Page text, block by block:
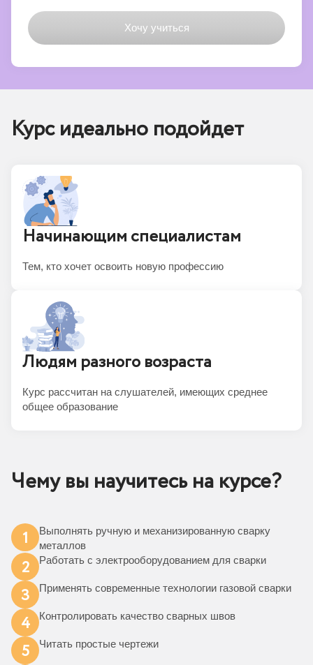
Курс идеально подойдет
Начинающим специалистам
Тем, кто хочет освоить новую профессию
Людям разного возраста
Курс рассчитан на слушателей, имеющих среднее
общее образование
Чему вы научитесь на курсе?
1
Выполнять ручную и механизированную сварку
металлов
2 Работать с электрооборудованием для сварки
3 Применять современные технологии газовой сварки
4 Контролировать качество сварных швов
5 Читать простые чертежи